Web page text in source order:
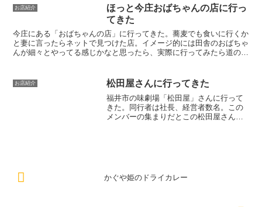
は・・。幸い、席は受付の機械に電話番
号を入れて予約しておけば、...
お店紹介
ほっと今庄おばちゃんの店に行っ
てきた
今庄にある「おばちゃんの店」に行ってきた。蕎麦でも食いに行くか
と妻に言ったらネットで見つけた店。イメージ的には田舎のおばちゃ
んが細々とやってる感じかなと思ったら、実際に行ってみたら道の駅
お店紹介 松田屋さんに行ってきた
福井市の味劇場「松田屋」さんに行って
きた。同行者は社長、経営者数名。この
メンバーの集まりだとこの松田屋さんが
かぐや姫のドライカレー